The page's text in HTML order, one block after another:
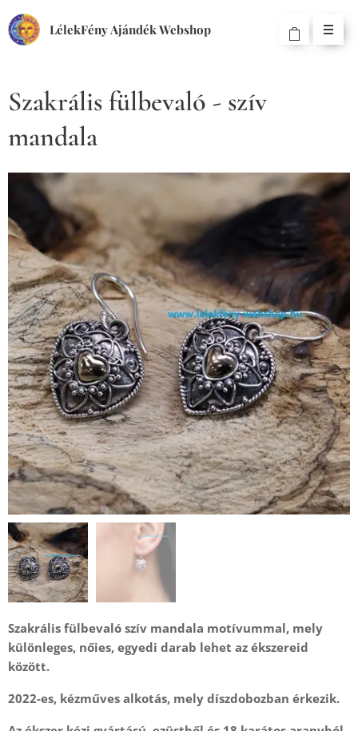
LélekFény Ajándék Webshop
Szakrális fülbevaló - szív
mandala
Szakrális fülbevaló szív mandala motívummal, mely
különleges, nőies, egyedi darab lehet az ékszereid
között.
2022-es, kézműves alkotás, mely díszdobozban érkezik.